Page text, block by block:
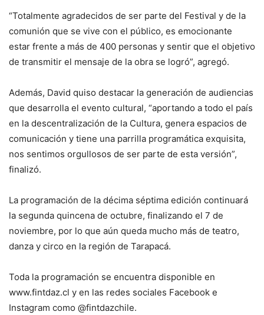
“Totalmente agradecidos de ser parte del Festival y de la
comunión que se vive con el público, es emocionante
estar frente a más de 400 personas y sentir que el objetivo
de transmitir el mensaje de la obra se logró”, agregó.
Además, David quiso destacar la generación de audiencias
que desarrolla el evento cultural, “aportando a todo el país
en la descentralización de la Cultura, genera espacios de
comunicación y tiene una parrilla programática exquisita,
nos sentimos orgullosos de ser parte de esta versión”,
finalizó.
La programación de la décima séptima edición continuará
la segunda quincena de octubre, finalizando el 7 de
noviembre, por lo que aún queda mucho más de teatro,
danza y circo en la región de Tarapacá.
Toda la programación se encuentra disponible en
www.fintdaz.cl y en las redes sociales Facebook e
Instagram como @fintdazchile.